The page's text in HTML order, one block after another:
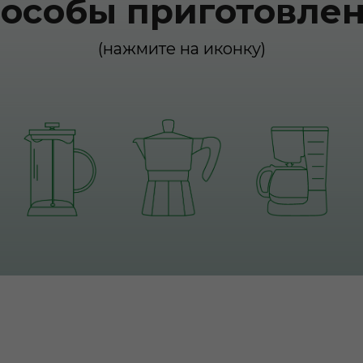
(нажмите на иконку)